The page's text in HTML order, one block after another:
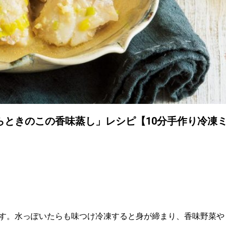
きのこの香味蒸し」レシピ【10分手作り冷凍
。水っぽいたらも味つけ冷凍すると身が締まり、香味野菜や